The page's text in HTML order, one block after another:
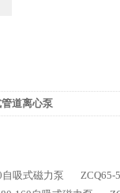
道离心泵
自吸式磁力泵 ZCQ65-